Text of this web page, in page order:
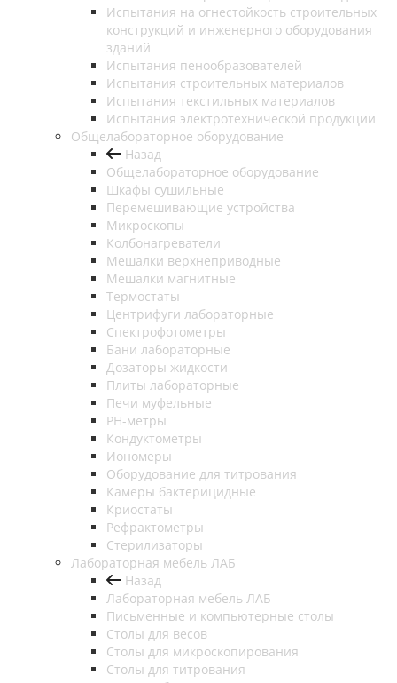
Испытания на огнестойкость строительных
конструкций и инженерного оборудования
зданий
Испытания пенообразователей
Испытания строительных материалов
Испытания текстильных материалов
Испытания электротехнической продукции
Общелабораторное оборудование
Назад
Общелабораторное оборудование
Шкафы сушильные
Перемешивающие устройства
Микроскопы
Колбонагреватели
Мешалки верхнеприводные
Мешалки магнитные
Термостаты
Центрифуги лабораторные
Спектрофотометры
Бани лабораторные
Дозаторы жидкости
Плиты лабораторные
Печи муфельные
РН-метры
Кондуктометры
Иономеры
Оборудование для титрования
Камеры бактерицидные
Криостаты
Рефрактометры
Стерилизаторы
Лабораторная мебель ЛАБ
Назад
Лабораторная мебель ЛАБ
Письменные и компьютерные столы
Столы для весов
Столы для микроскопирования
Столы для титрования